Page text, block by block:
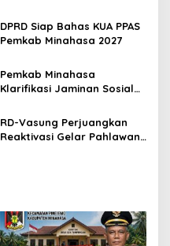
Minahasa
DPRD Siap Bahas KUA PPAS
Pemkab Minahasa 2027
Pemkab Minahasa
Klarifikasi Jaminan Sosial
Dijamin, Implementasi
Berproses
RD-Vasung Perjuangkan
Reaktivasi Gelar Pahlawan